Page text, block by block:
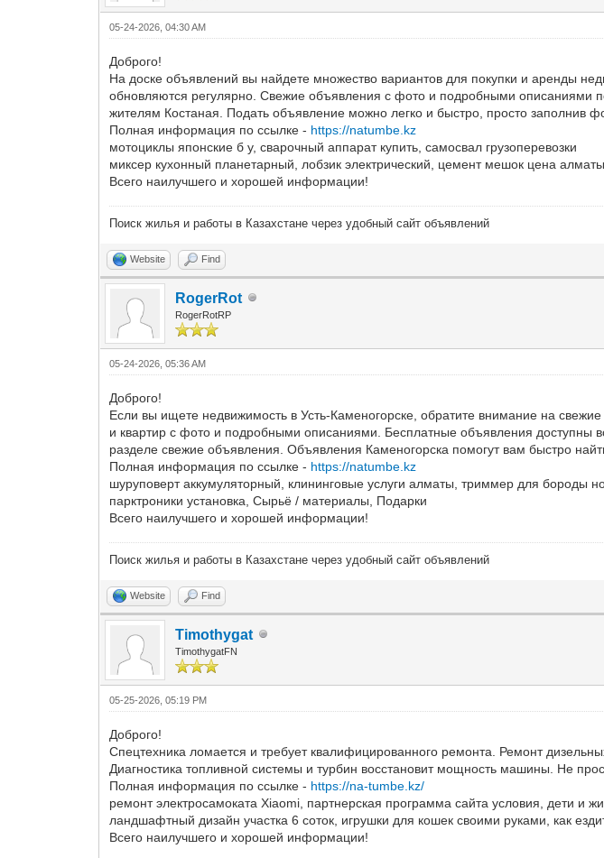
05-24-2026, 04:30 AM
Доброго!
На доске объявлений вы найдете множество вариантов для покупки и аренды
обновляются регулярно. Свежие объявления с фото и подробными описаниями
жителям Костаная. Подать объявление можно легко и быстро, просто заполнив
Полная информация по ссылке - https://natumbe.kz
мотоциклы японские б у, сварочный аппарат купить, самосвал грузоперевозки
миксер кухонный планетарный, лобзик электрический, цемент мешок цена алматы
Всего наилучшего и хорошей информации!
Поиск жилья и работы в Казахстане через удобный сайт объявлений
Website Find
RogerRot
RogerRotRP
05-24-2026, 05:36 AM
Доброго!
Если вы ищете недвижимость в Усть-Каменогорске, обратите внимание на
и квартир с фото и подробными описаниями. Бесплатные объявления
разделе свежие объявления. Объявления Каменогорска помогут вам быстро
Полная информация по ссылке - https://natumbe.kz
шуруповерт аккумуляторный, клининговые услуги алматы, триммер для бороды
парктроники установка, Сырьё / материалы, Подарки
Всего наилучшего и хорошей информации!
Поиск жилья и работы в Казахстане через удобный сайт объявлений
Website Find
Timothygat
TimothygatFN
05-25-2026, 05:19 PM
Доброго!
Спецтехника ломается и требует квалифицированного ремонта. Ремонт
Диагностика топливной системы и турбин восстановит мощность машины. Не
Полная информация по ссылке - https://na-tumbe.kz/
ремонт электросамоката Xiaomi, партнерская программа сайта условия, дети и
ландшафтный дизайн участка 6 соток, игрушки для кошек своими руками, как
Всего наилучшего и хорошей информации!